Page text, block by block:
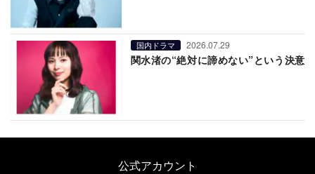
国内ドラマ 2026.07.29
関水渚の“絶対に諦めない”という決意
公式アカウント